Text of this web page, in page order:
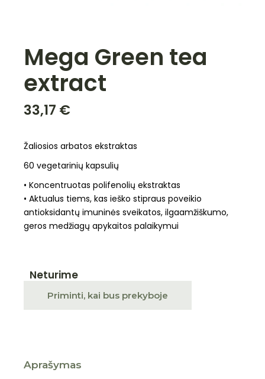
Mega Green tea
extract
33,17 €
Žaliosios arbatos ekstraktas
60 vegetarinių kapsulių
• Koncentruotas polifenolių ekstraktas
• Aktualus tiems, kas ieško stipraus poveikio
antioksidantų imuninės sveikatos, ilgaamžiškumo,
geros medžiagų apykaitos palaikymui
Neturime
Priminti, kai bus prekyboje
Aprašymas